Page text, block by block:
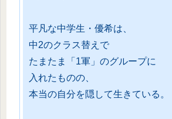
平凡な中学生・優希は、
中2のクラス替えで
たまたま「1軍」のグループに
入れたものの、
本当の自分を隠して生きている。